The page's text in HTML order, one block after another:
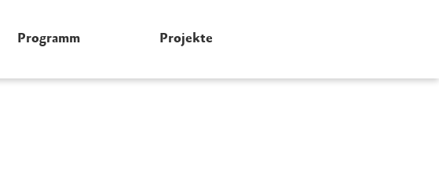
Projekte
Programm